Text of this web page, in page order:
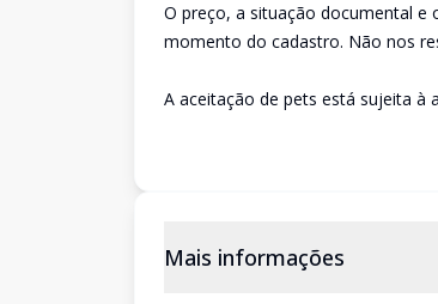
O preço, a situação documental
momento do cadastro. Não nos
A aceitação de pets está sujeita à
Mais informações